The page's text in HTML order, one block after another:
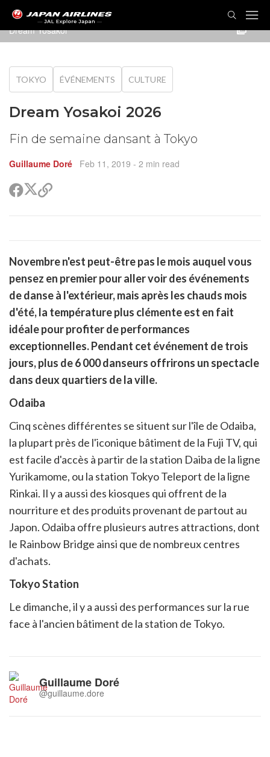
Dream Yosakoi
TOKYO ÉVÉNEMENTS CULTURE
Dream Yosakoi 2026
Fin de semaine dansant à Tokyo
Guillaume Doré Feb 11, 2019 - 2 min read
PartagerPartager
sur
Copier
Novembre n'est peut-être pas le mois auquel vous
pensez en premier pour aller voir des événements
de danse à l'extérieur, mais après les chauds mois
d'été, la température plus clémente est en fait
idéale pour profiter de performances
exceptionnelles. Pendant cet événement de trois
jours, plus de 6 000 danseurs offrirons un spectacle
dans deux quartiers de la ville.
Odaiba
Cinq scènes différentes se situent sur l'île de Odaiba,
la plupart près de l'iconique bâtiment de la Fuji TV, qui
est facile d'accès à partir de la station Daiba de la ligne
Yurikamome, ou la station Tokyo Teleport de la ligne
Rinkai. Il y a aussi des kiosques qui offrent de la
nourriture et des produits provenant de partout au
Japon. Odaiba offre plusieurs autres attractions, dont
le Rainbow Bridge ainsi que de nombreux centres
d'achats.
Tokyo Station
Le dimanche, il y a aussi des performances sur la rue
face à l'ancien bâtiment de la station de Tokyo.
Guillaume Doré
@guillaume.dore